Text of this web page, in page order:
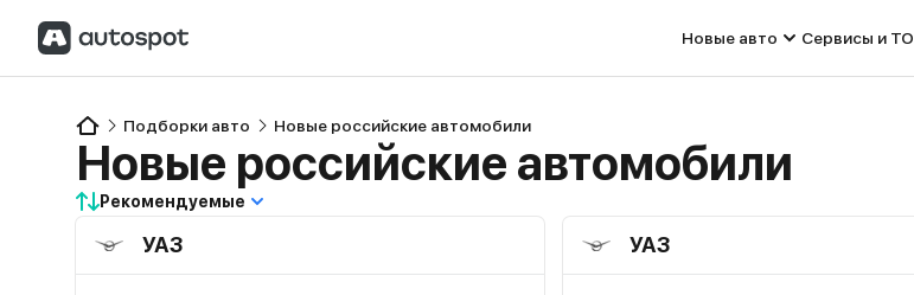
Новые авто Сервисы и ТО
Подборки авто Новые российские автомобили
Новые российские автомобили
Рекомендуемые
УАЗ УАЗ